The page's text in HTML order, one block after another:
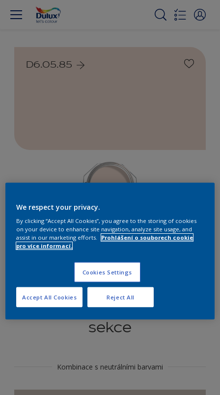
D6.05.85
Najít výrobek v tomto odstínu
Koordinovat barevné
sekce
Kombinace s neutrálními barvami
We respect your privacy.
By clicking “Accept All Cookies”, you agree to the storing of cookies
on your device to enhance site navigation, analyze site usage, and
assist in our marketing efforts.
Prohlášení o souborech cookie
pro více informací.
Cookies Settings
Reject All
Accept All Cookies